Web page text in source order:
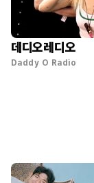
데디오레디오
Daddy O Radio